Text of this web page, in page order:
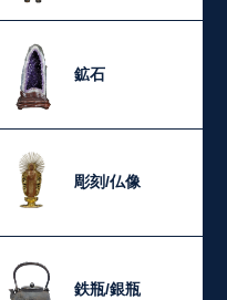
鉱石
彫刻/仏像
鉄瓶/銀瓶